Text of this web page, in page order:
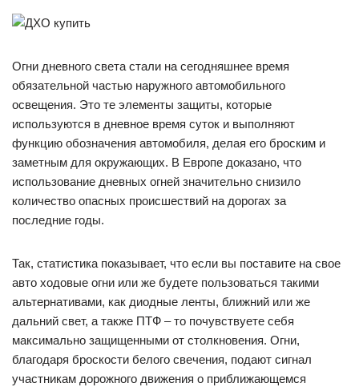
Огни дневного света стали на сегодняшнее время
обязательной частью наружного автомобильного
освещения. Это те элементы защиты, которые
используются в дневное время суток и выполняют
функцию обозначения автомобиля, делая его броским и
заметным для окружающих. В Европе доказано, что
использование дневных огней значительно снизило
количество опасных происшествий на дорогах за
последние годы.
Так, статистика показывает, что если вы поставите на свое
авто ходовые огни или же будете пользоваться такими
альтернативами, как диодные ленты, ближний или же
дальний свет, а также ПТФ – то почувствуете себя
максимально защищенными от столкновения. Огни,
благодаря броскости белого свечения, подают сигнал
участникам дорожного движения о приближающемся